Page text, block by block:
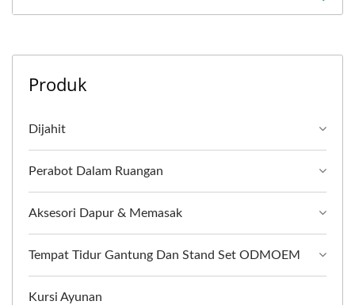
Produk
Dijahit
Perabot Dalam Ruangan
Aksesori Dapur & Memasak
Tempat Tidur Gantung Dan Stand Set ODMOEM
Kursi Ayunan